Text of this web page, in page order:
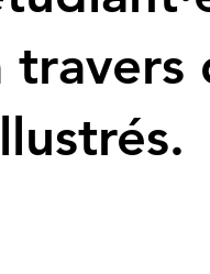
travers